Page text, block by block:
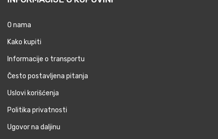
O nama
Kako kupiti
Informacije o transportu
Često postavljena pitanja
Uslovi korišćenja
Politika privatnosti
Ugovor na daljinu